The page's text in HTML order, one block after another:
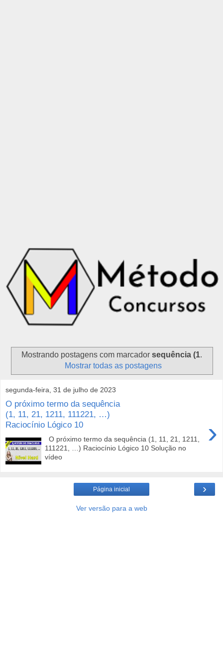
Mostrando postagens com marcador sequência (1.
Mostrar todas as postagens
segunda-feira, 31 de julho de 2023
O próximo termo da sequência
(1, 11, 21, 1211, 111221, …)
Raciocínio Lógico 10
›
O próximo termo da sequência (1, 11, 21, 1211,
111221, …) Raciocínio Lógico 10 Solução no
vídeo
›
Página inicial
Ver versão para a web